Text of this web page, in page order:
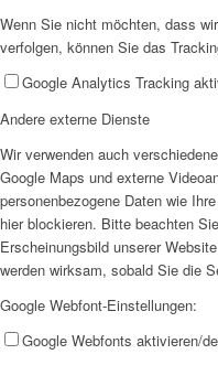
Offene Jugendarbeit
Wenn Sie nicht möchten, dass
verfolgen, können Sie das
Google Analytics Tracking
Andere externe Dienste
Wir verwenden auch
Google Maps und externe
personenbezogene Daten wie
hier blockieren. Bitte beachten
Erscheinungsbild unserer
werden wirksam, sobald Sie die
Google Webfont-Einstellungen:
Google Webfonts aktivieren/